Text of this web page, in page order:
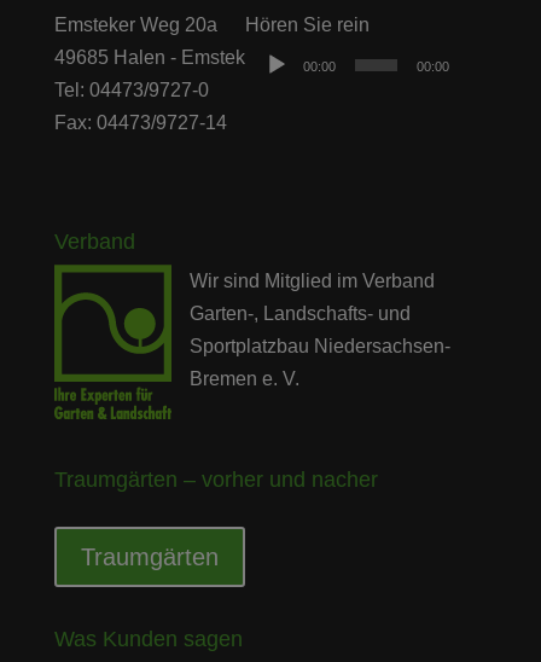
Emsteker Weg 20a
49685 Halen - Emstek
Tel: 04473/9727-0
Fax: 04473/9727-14
Hören Sie reinAudio-
Player
00:00 00:00
Verband
Wir sind Mitglied im Verband
Garten-, Landschafts- und
Sportplatzbau Niedersachsen-
Bremen e. V.
Traumgärten – vorher und nacher
Traumgärten
Was Kunden sagen